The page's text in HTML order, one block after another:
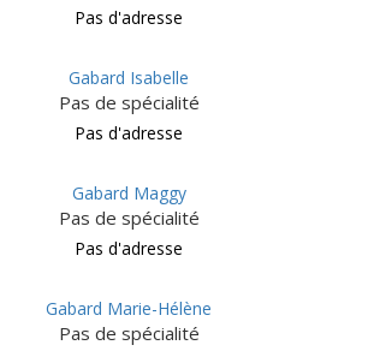
Pas d'adresse
Gabard Isabelle
Pas de spécialité
Pas d'adresse
Gabard Maggy
Pas de spécialité
Pas d'adresse
Gabard Marie-Hélène
Pas de spécialité